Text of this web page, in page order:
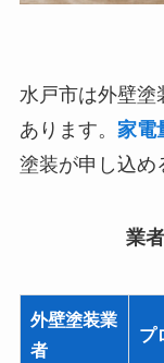
水戸市は外壁塗
あります。 家電
塗装が申し込め
業
外壁塗装業
者
プ